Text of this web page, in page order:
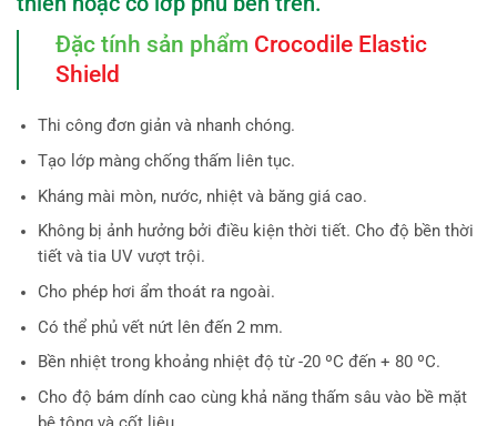
Đặc tính sản phẩm Crocodile Elastic
Shield
Thi công đơn giản và nhanh chóng.
Tạo lớp màng chống thấm liên tục.
Kháng mài mòn, nước, nhiệt và băng giá cao.
Không bị ảnh hưởng bởi điều kiện thời tiết. Cho độ bền thời
tiết và tia UV vượt trội.
Cho phép hơi ẩm thoát ra ngoài.
Có thể phủ vết nứt lên đến 2 mm.
Bền nhiệt trong khoảng nhiệt độ từ -20 ºC đến + 80 ºC.
Cho độ bám dính cao cùng khả năng thấm sâu vào bề mặt